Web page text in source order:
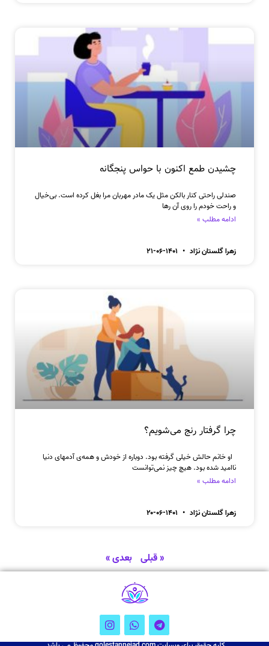
چشیدن طمع اکنون با حواس پنجگانه
صندلی راحتی کنار بالکن مثل یک مادر مهربان مرا بغل کرده است. بی‌خیال
و راحت خودم را روی آن رها
ادامه مطلب »
زهرا گلستان نژاد
چرا گرفتار رنج می‌شویم؟
او خانم حالش خیلی گرفته بود. دوباره از خودش و همه‌ی آدمهای دنیا
ناامید شده بود. هیچ چیز نمی‌توانست
ادامه مطلب »
زهرا گلستان نژاد
« قبلی بعدی »